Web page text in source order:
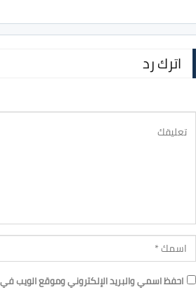
اترك رد
احفظ اسمي والبريد الإلكتروني وموقع الويب